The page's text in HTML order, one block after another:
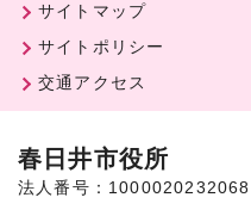
サイトマップ
サイトポリシー
交通アクセス
春日井市役所
法人番号：1000020232068